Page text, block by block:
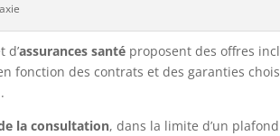
d’assurances santéproposent des offres
fonction des contrats et des garanties
la consultation, dans la limite d’un